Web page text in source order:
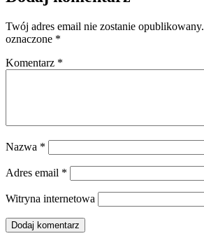
Twój adres email nie zostanie opublikowany.
oznaczone *
Komentarz *
Nazwa *
Adres email *
Witryna internetowa